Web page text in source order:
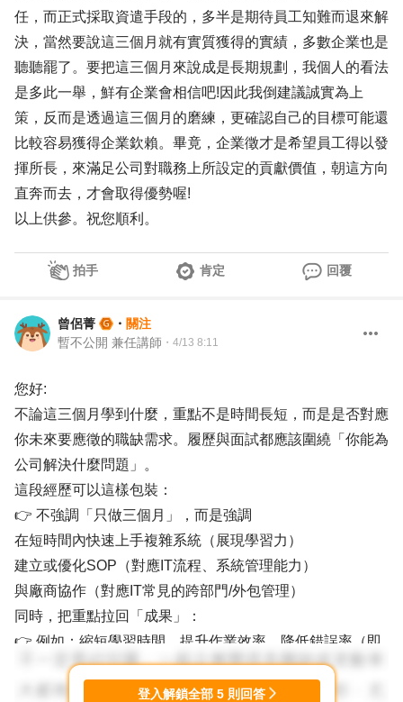
任，而正式採取資遣手段的，多半是期待員工知難而退來解
決，當然要說這三個月就有實質獲得的實績，多數企業也是
聽聽罷了。要把這三個月來說成是長期規劃，我個人的看法
是多此一舉，鮮有企業會相信吧!因此我倒建議誠實為上
策，反而是透過這三個月的磨練，更確認自己的目標可能還
比較容易獲得企業欽賴。畢竟，企業徵才是希望員工得以發
揮所長，來滿足公司對職務上所設定的貢獻價值，朝這方向
直奔而去，才會取得優勢喔!
以上供參。祝您順利。
拍手 肯定 回覆
曾侶菁 ・ 關注
暫不公開 兼任講師 ・ 4/13 8:11
您好:
不論這三個月學到什麼，重點不是時間長短，而是是否對應
你未來要應徵的職缺需求。履歷與面試都應該圍繞「你能為
公司解決什麼問題」。
這段經歷可以這樣包裝：
👉 不強調「只做三個月」，而是強調
在短時間內快速上手複雜系統（展現學習力）
建立或優化SOP（對應IT流程、系統管理能力）
與廠商協作（對應IT常見的跨部門/外包管理）
同時，把重點拉回「成果」：
👉 例如：縮短學習時間、提升作業效率、降低錯誤率（即
使是質化也可以說）
面試時關鍵說法（很重要）
登入解鎖全部 5 則回答